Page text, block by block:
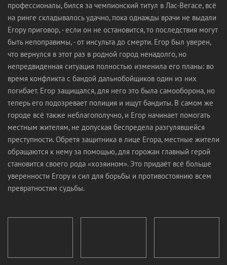
профессионалы, бился за чемпионский титул в Лас-Вегасе, всё
на ринге складывалось удачно, пока однажды врачи не выдали
Егору приговор, - если он не остановится, то последствия могут
быть непоправимы, - от инсульта до смерти. Егор был уверен,
что вернулся в этот раз в родной город ненадолго, но
непредвиденная ситуация полностью изменила его планы: во
время конфликта с бандой дальнобойщиков один из них
погибает. Егор защищался, для него это была самооборона, но
теперь его подозревает полиция и ищут бандиты. В самом же
городе всё также неблагополучно, и Егор начинает помогать
местным жителям, не допуская беспредела разгулявшейся
преступности. Обретя защитника в лице Егора, местные жители
обращаются к нему за помощью, для горожан главный герой
становится своего рода «хозяином». Это придаёт всё больше
уверенности Егору и сил для борьбы и противостоянию всем
превратностям судьбы.